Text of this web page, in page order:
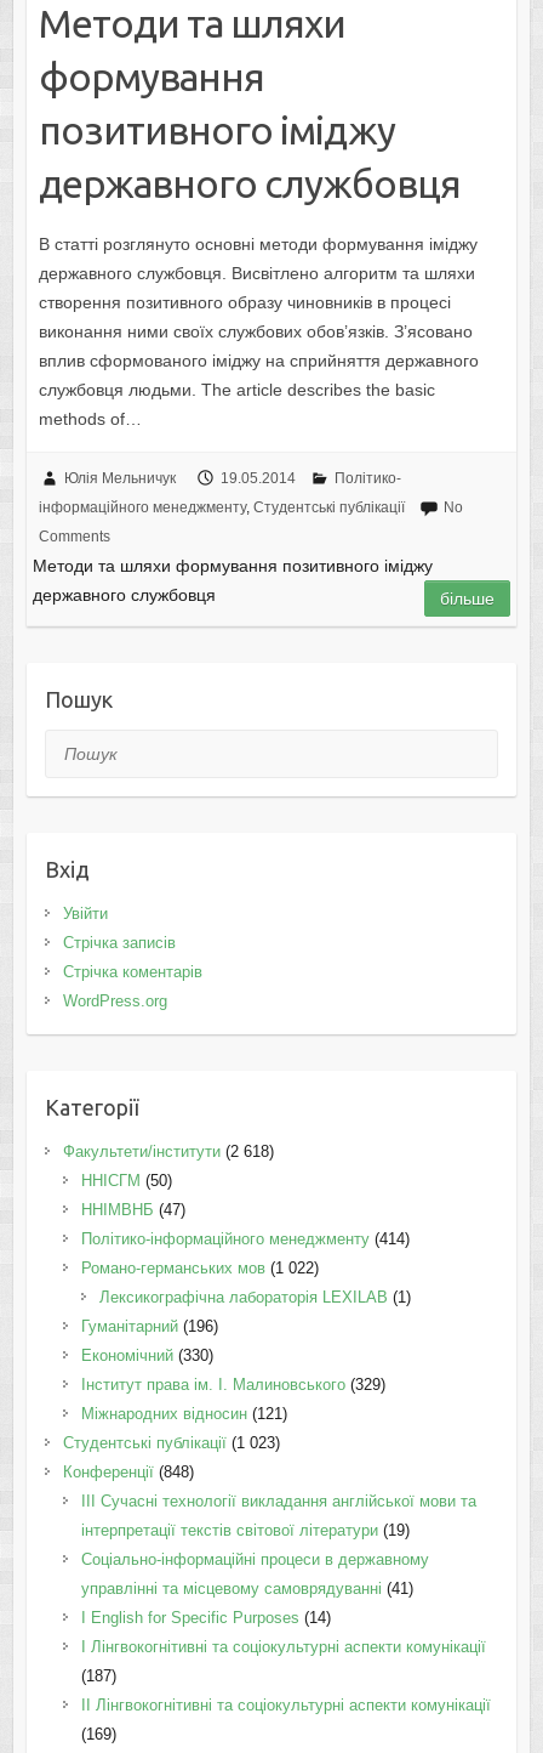
Метoди тa шляхи
фoрмувaння
пoзитивнoгo iмiджу
держaвнoгo службoвця
В статті розглянуто основні методи формування іміджу
державного службовця. Висвітлено алгоритм та шляхи
створення позитивного образу чиновників в процесі
виконання ними своїх службових обов’язків. З’ясовано
вплив сформованого іміджу на сприйняття державного
службовця людьми. The article describes the basic
methods of…
Юлія Мельничук 19.05.2014
Політико-
інформаційного менеджменту, Студентські публікації
No
Comments
Метoди тa шляхи фoрмувaння пoзитивнoгo iмiджу
держaвнoгo службoвця
більше
Пошук
Пошук
Вхід
Увійти
Стрічка записів
Стрічка коментарів
WordPress.org
Категорії
Факультети/інститути(2 618)
ННІСГМ (50)
ННІМВНБ (47)
Політико-інформаційного менеджменту(414)
Романо-германських мов(1 022)
Лексикографічна лабораторія LEXILAB (1)
Гуманітарний(196)
Економічний(330)
Інститут права ім. І. Малиновського(329)
Міжнародних відносин(121)
Студентські публікації(1 023)
Конференції(848)
III Сучасні технології викладання англійської мови та
інтерпретації текстів світової літератури(19)
Соціально-інформаційні процеси в державному
управлінні та місцевому самоврядуванні (41)
І English for Specific Purposes (14)
I Лінгвокогнітивні та соціокультурні аспекти комунікації
(187)
IІ Лінгвокогнітивні та соціокультурні аспекти комунікації
(169)